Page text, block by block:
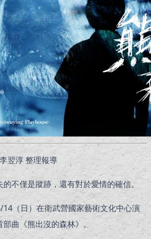
翌淳 整理報導
不僅是蹤跡，還有對於愛情的確信。
（日）在衛武營國家藝術文化中心演
曲《熊出沒的森林》。